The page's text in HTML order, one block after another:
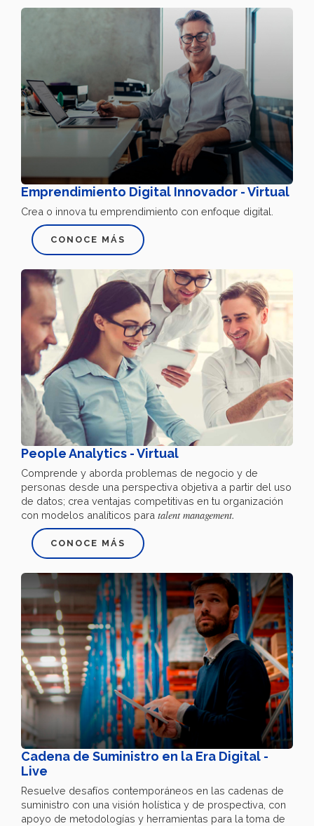
Emprendimiento Digital Innovador - Virtual
Crea o innova tu emprendimiento con enfoque digital.
CONOCE MÁS
People Analytics - Virtual
Comprende y aborda problemas de negocio y de
personas desde una perspectiva objetiva a partir del uso
de datos; crea ventajas competitivas en tu organización
con modelos analíticos para talent management.
CONOCE MÁS
Cadena de Suministro en la Era Digital -
Live
Resuelve desafíos contemporáneos en las cadenas de
suministro con una visión holística y de prospectiva, con
apoyo de metodologías y herramientas para la toma de